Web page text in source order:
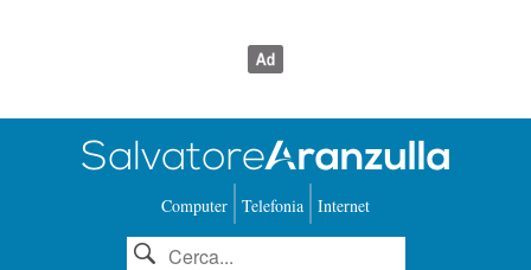
Computer Telefonia Internet